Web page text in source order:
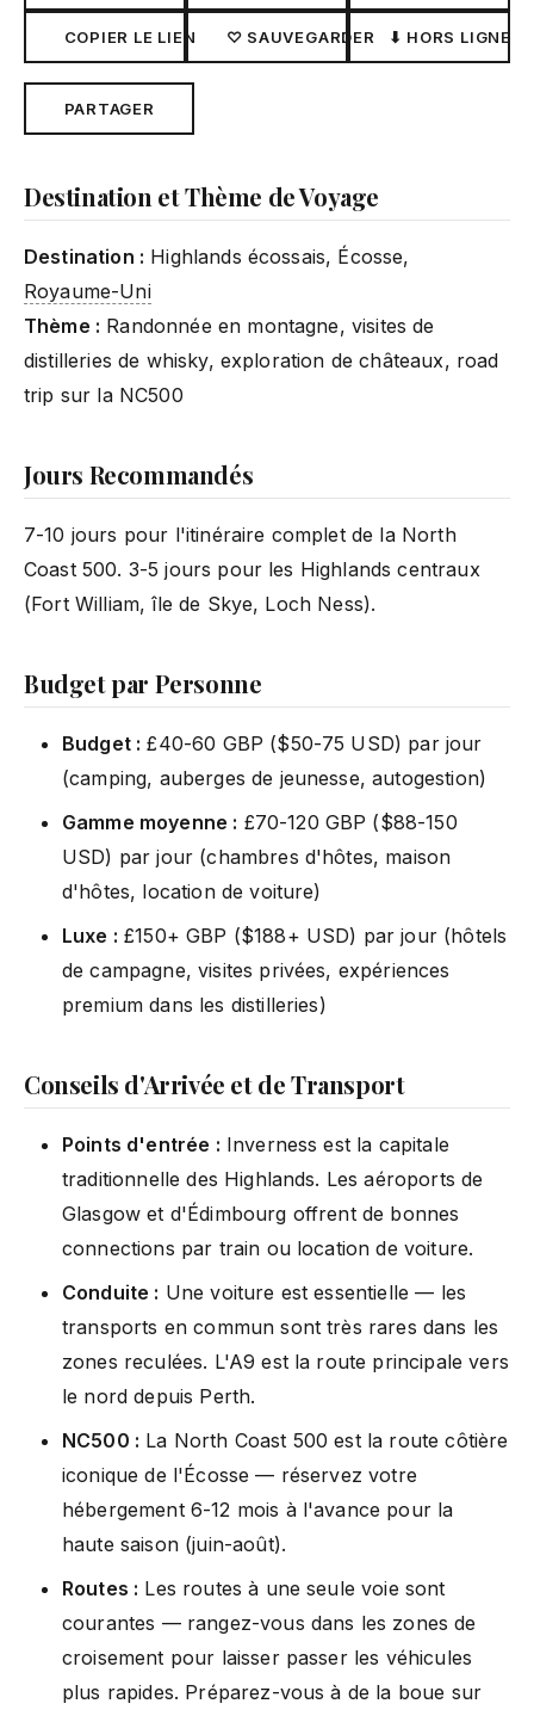
COPIER LE LIEN ♡ SAUVEGARDER ⬇ HORS LIGNE
PARTAGER
Destination et Thème de Voyage
Destination : Highlands écossais, Écosse,
Royaume-Uni
Thème : Randonnée en montagne, visites de
distilleries de whisky, exploration de châteaux, road
trip sur la NC500
Jours Recommandés
7-10 jours pour l'itinéraire complet de la North
Coast 500. 3-5 jours pour les Highlands centraux
(Fort William, île de Skye, Loch Ness).
Budget par Personne
Budget : £40-60 GBP ($50-75 USD) par jour
(camping, auberges de jeunesse, autogestion)
Gamme moyenne : £70-120 GBP ($88-150
USD) par jour (chambres d'hôtes, maison
d'hôtes, location de voiture)
Luxe : £150+ GBP ($188+ USD) par jour (hôtels
de campagne, visites privées, expériences
premium dans les distilleries)
Conseils d'Arrivée et de Transport
Points d'entrée : Inverness est la capitale
traditionnelle des Highlands. Les aéroports de
Glasgow et d'Édimbourg offrent de bonnes
connections par train ou location de voiture.
Conduite : Une voiture est essentielle — les
transports en commun sont très rares dans les
zones reculées. L'A9 est la route principale vers
le nord depuis Perth.
NC500 : La North Coast 500 est la route côtière
iconique de l'Écosse — réservez votre
hébergement 6-12 mois à l'avance pour la
haute saison (juin-août).
Routes : Les routes à une seule voie sont
courantes — rangez-vous dans les zones de
croisement pour laisser passer les véhicules
plus rapides. Préparez-vous à de la boue sur